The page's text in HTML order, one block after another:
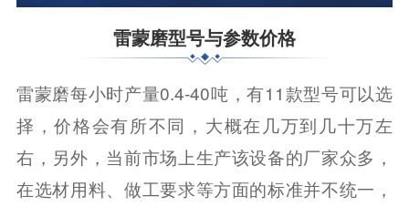
雷蒙磨型号与参数价格
雷蒙磨每小时产量0.4-40吨，有11款型号可以选
择，价格会有所不同，大概在几万到几十万左
右，另外，当前市场上生产该设备的厂家众多，
在选材用料、做工要求等方面的标准并不统一，